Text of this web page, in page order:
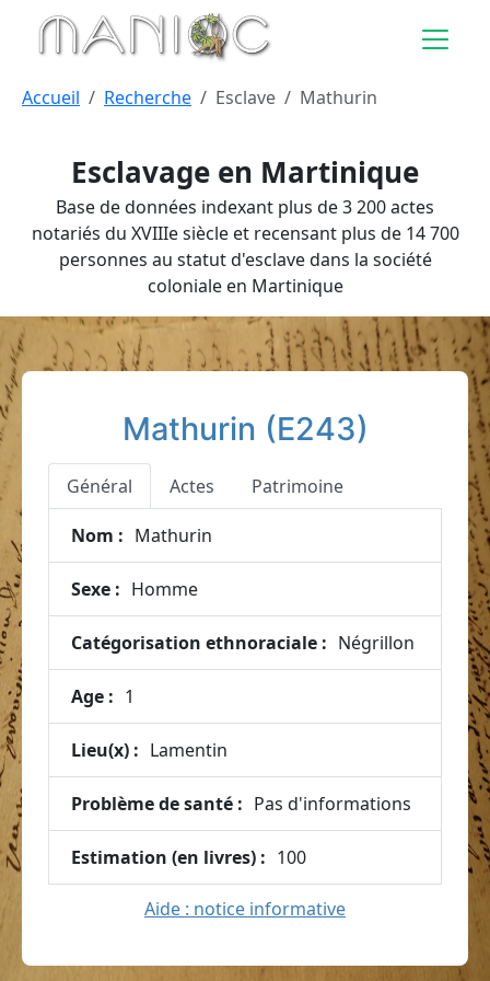
Aller au contenu principal
Esclavage en Martinique
Base de données indexant plus de 3 200 actes
notariés du XVIIIe siècle et recensant plus de 14 700
personnes au statut d'esclave dans la société
coloniale en Martinique
Accueil Recherche Esclave Mathurin
Mathurin (E243)
Général Actes Patrimoine
Nom : Mathurin
Sexe : Homme
Catégorisation ethnoraciale : Négrillon
Age : 1
Lieu(x) : Lamentin
Problème de santé : Pas d'informations
Estimation (en livres) : 100
Aide : notice informative